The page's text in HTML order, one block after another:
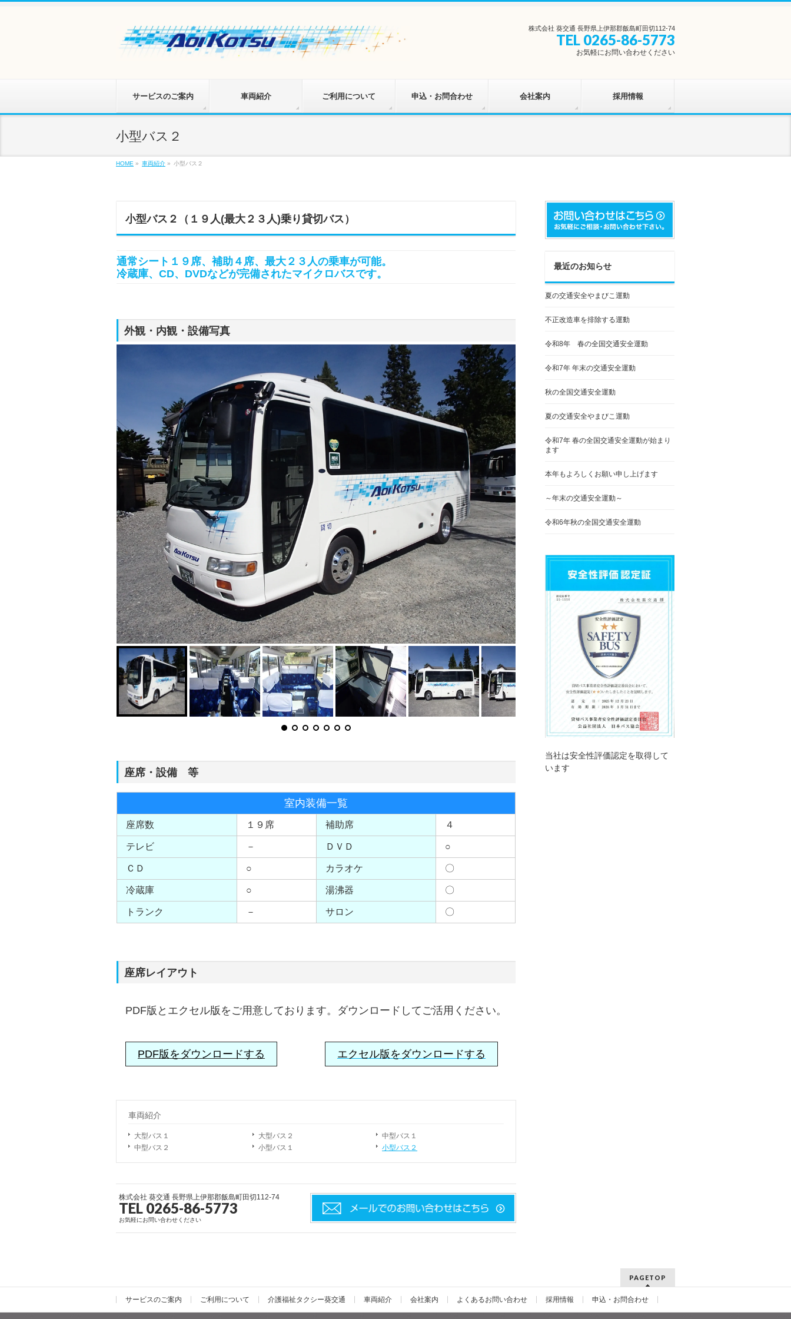
株式会社 葵交通 長野県上伊那郡飯島町田切112-74
TEL 0265-86-5773
お気軽にお問い合わせください
サービスのご案内 車両紹介 ご利用について 申込・お問合わせ 会社案内 採用情報
小型バス２
HOME » 車両紹介 » 小型バス２
小型バス２（１９人(最大２３人)乗り貸切バス）
通常シート１９席、補助４席、最大２３人の乗車が可能。
冷蔵庫、CD、DVDなどが完備されたマイクロバスです。
外観・内観・設備写真
座席・設備 等
室内装備一覧
座席数 １９席 補助席 ４
テレビ － ＤＶＤ ○
ＣＤ ○ カラオケ 〇
冷蔵庫 ○ 湯沸器 〇
トランク － サロン 〇
座席レイアウト
PDF版とエクセル版をご用意しております。ダウンロードしてご活用ください。
PDF版をダウンロードする エクセル版をダウンロードする
車両紹介
大型バス１ 大型バス２
中型バス１
中型バス２
小型バス１ 小型バス２
株式会社 葵交通 長野県上伊那郡飯島町田切112-74
TEL 0265-86-5773
お気軽にお問い合わせください
最近のお知らせ
夏の交通安全やまびこ運動
不正改造車を排除する運動
令和8年 春の全国交通安全運動
令和7年 年末の交通安全運動
秋の全国交通安全運動
夏の交通安全やまびこ運動
令和7年 春の全国交通安全運動が始まり
ます
本年もよろしくお願い申し上げます
～年末の交通安全運動～
令和6年秋の全国交通安全運動
当社は安全性評価認定を取得して
います
PAGETOP
サービスのご案内 ご利用について 介護福祉タクシー葵交通 車両紹介 会社案内 よくあるお問い合わせ 採用情報 申込・お問合わせ